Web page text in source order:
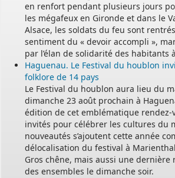
en renfort pendant plusieurs jours
les mégafeux en Gironde et dans le
Alsace, les soldats du feu sont
sentiment du « devoir accompli »,
par l’élan de solidarité des habitants
Haguenau. Le Festival du houblon
folklore de 14 pays
Le Festival du houblon aura lieu du
dimanche 23 août prochain à
édition de cet emblématique rendez-
invités pour célébrer les cultures du
nouveautés s’ajoutent cette année
délocalisation du festival à
Gros chêne, mais aussi une dernière
des ensembles le dimanche soir.